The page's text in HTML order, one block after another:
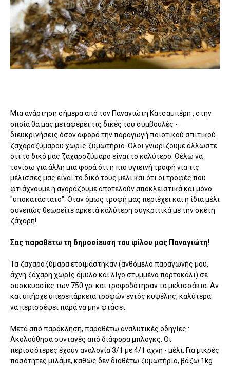
Mια ανάρτηση σήμερα από τον Παναγιώτη Κατσαμπέρη , στην
οποία θα μας μεταφέρει τις δικές του συμβουλές -
διευκρινήσεις όσον αφορά την παραγωγή ποιοτικού σπιτικού
ζαχαροζύμαρου χωρίς ζυμωτήριο. Όλοι γνωρίζουμε άλλωστε
οτι το δικό μας ζαχαροζύμαρο είναι το καλύτερο. Θέλω να
τονίσω για άλλη μια φορά ότι η πιο υγιεινή τροφή για τις
μέλισσες μας είναι το δικό τους μέλι και ότι οι τροφές που
φτιάχνουμε η αγοράζουμε αποτελούν αποκλειστικά και μόνο
"υποκατάστατο". Οταν όμως τροφή μας περιέχει και η ίδια μέλι
συνεπώς θεωρείτε αρκετά καλύτερη συγκριτικά με την σκέτη
ζάχαρη!
Σας παραθέτω τη δημοσίευση του φίλου μας Παναγιώτη!
Τα ζαχαροζύμαρα ετοιμάστηκαν (ανθόμελο παραγωγής μου,
άχνη ζάχαρη χωρίς άμυλο και λίγο στυμμένο πορτοκάλι) σε
συσκευασίες των 750 γρ. και τροφοδότησαν τα μελισσάκια. Αν
και υπήρχε υπερεπάρκεια τροφών εντός κυψέλης, καλύτερα
να περισσέψει παρά να μην φτάσει.
Μετά από παράκληση, παραθέτω αναλυτικές οδηγίες :
Ακολούθησα συνταγές από διάφορα μπλογκς. Οι
περισσότερες έχουν αναλογία 3/1 με 4/1 άχνη - μέλι. Για μικρές
ποσότητες μιλάμε, καθώς δεν διαθέτω ζυμωτήριο, βάζω 1kg